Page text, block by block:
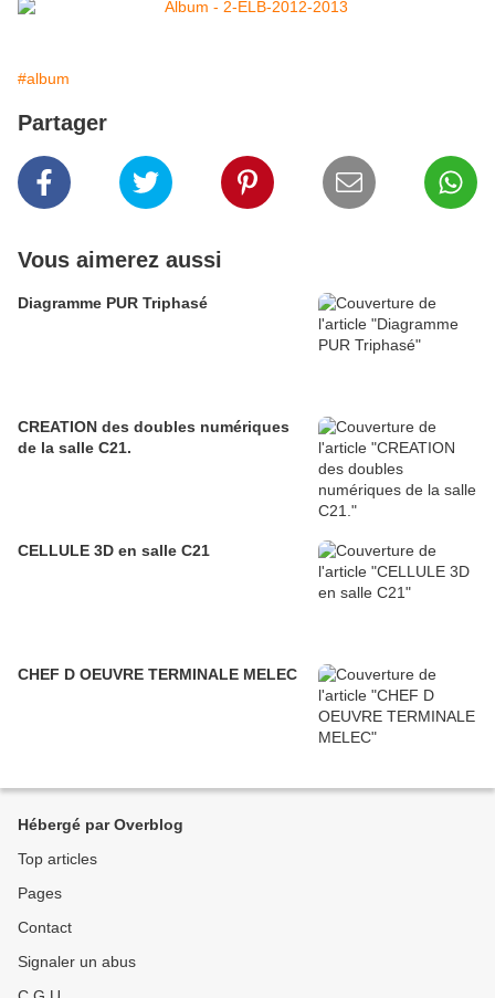
#album
Partager
Vous aimerez aussi
Diagramme PUR Triphasé
CREATION des doubles numériques
de la salle C21.
CELLULE 3D en salle C21
CHEF D OEUVRE TERMINALE MELEC
Hébergé par Overblog
Top articles
Pages
Contact
Signaler un abus